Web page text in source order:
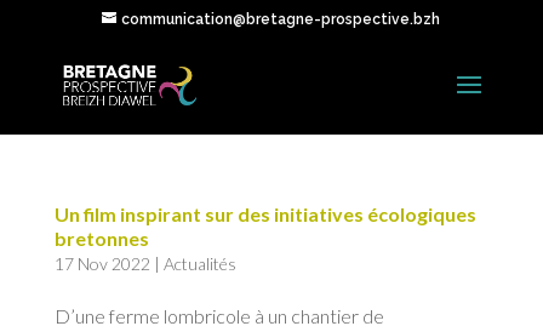
communication@bretagne-prospective.bzh
Un film inspirant sur des initiatives écologiques
bretonnes
17 Nov 2022 | Actualités
D’une ferme lombricole à un chantier de